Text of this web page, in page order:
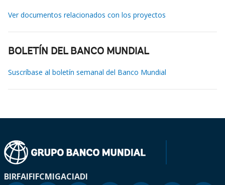
Ver documentos relacionados con los proyectos
BOLETÍN DEL BANCO MUNDIAL
Suscríbase al boletín semanal del Banco Mundial
BIRFAIFIFCMIGACIADI